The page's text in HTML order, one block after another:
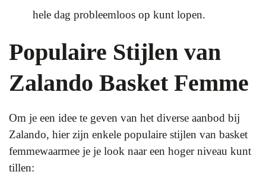
hele dag probleemloos op kunt lopen.
Populaire Stijlen van
Zalando Basket Femme
Om je een idee te geven van het diverse aanbod bij
Zalando, hier zijn enkele populaire stijlen van basket
femmewaarmee je je look naar een hoger niveau kunt
tillen: